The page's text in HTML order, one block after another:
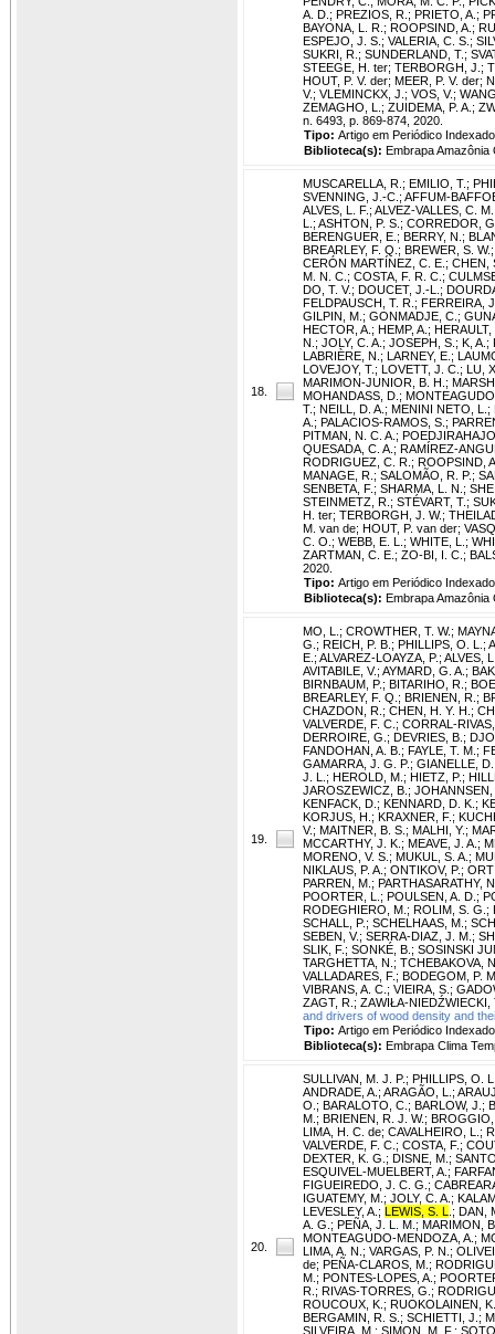
A. D. ; PREZIOS, R. ; PRIETO, A. ;
BAYONA, L. R. ; ROOPSIND, A. ;
ESPEJO, J. S. ; VALERIA, C. S. ;
SUKRI, R. ; SUNDERLAND, T. ;
STEEGE, H. ter; TERBORGH, J. ;
HOUT, P. V. der; MEER, P. V. der;
V.; VLEMINCKX, J. ; VOS, V.;
ZEMAGHO, L. ; ZUIDEMA, P. A. ;
n. 6493, p. 869-874, 2020.
Tipo: Artigo em Periódico Indexado
Biblioteca(s): Embrapa
18.
MUSCARELLA, R. ; EMILIO, T. ;
SVENNING, J.-C. ; AFFUM-
ALVES, L. F. ; ALVEZ-VALLES, C. M.
L. ; ASHTON, P. S. ; CORREDOR,
BERENGUER, E. ; BERRY, N. ;
BREARLEY, F. Q. ; BREWER, S. W.
CERÓN MARTÍNEZ, C. E. ; CHEN,
M. N. C. ; COSTA, F. R. C. ;
DO, T. V.; DOUCET, J.-L. ;
FELDPAUSCH, T. R. ; FERREIRA,
GILPIN, M. ; GONMADJE, C. ;
HECTOR, A. ; HEMP, A. ; HERAULT,
N. ; JOLY, C. A. ; JOSEPH, S. ; K, A. ;
LABRIÈRE, N. ; LARNEY, E. ;
LOVEJOY, T. ; LOVETT, J. C. ; LU,
MARIMON-JUNIOR, B. H. ;
MOHANDASS, D. ;
T. ; NEILL, D. A. ; MENINI NETO, L. ;
A. ; PALACIOS-RAMOS, S. ;
PITMAN, N. C. A. ;
QUESADA, C. A. ; RAMÍREZ-
RODRIGUEZ, C. R. ; ROOPSIND,
MANAGE, R. ; SALOMÃO, R. P. ;
SENBETA, F. ; SHARMA, L. N. ;
STEINMETZ, R. ; STÉVART, T. ;
H. ter; TERBORGH, J. W.;
M. van de; HOUT, P. van der;
C. O. ; WEBB, E. L. ; WHITE, L. ;
ZARTMAN, C. E. ; ZO-BI, I. C. ;
2020.
Tipo: Artigo em Periódico Indexado
Biblioteca(s): Embrapa Amazônia
19.
MO, L. ; CROWTHER, T. W.;
G. ; REICH, P. B. ; PHILLIPS, O. L. ;
E. ; ALVAREZ-LOAYZA, P. ; ALVES,
AVITABILE, V.; AYMARD, G. A. ;
BIRNBAUM, P. ; BITARIHO, R. ;
BREARLEY, F. Q. ; BRIENEN, R. ;
CHAZDON, R. ; CHEN, H. Y. H. ;
VALVERDE, F. C. ; CORRAL-
DERROIRE, G. ; DEVRIES, B. ;
FANDOHAN, A. B. ; FAYLE, T. M. ;
GAMARRA, J. G. P. ; GIANELLE, D.
J. L. ; HEROLD, M. ; HIETZ, P. ;
JAROSZEWICZ, B. ; JOHANNSEN,
KENFACK, D. ; KENNARD, D. K. ;
KORJUS, H. ; KRAXNER, F. ;
V.; MAITNER, B. S. ; MALHI, Y. ;
MCCARTHY, J. K. ; MEAVE, J. A. ;
MORENO, V. S. ; MUKUL, S. A. ;
NIKLAUS, P. A. ; ONTIKOV, P. ;
PARREN, M. ; PARTHASARATHY,
POORTER, L. ; POULSEN, A. D. ;
RODEGHIERO, M. ; ROLIM, S. G. ;
SCHALL, P. ; SCHELHAAS, M. ;
SEBEN, V.; SERRA-DIAZ, J. M. ;
SLIK, F. ; SONKÉ, B. ; SOSINSKI
TARGHETTA, N. ; TCHEBAKOVA,
VALLADARES, F. ; BODEGOM, P.
VIBRANS, A. C. ; VIEIRA, S. ;
ZAGT, R. ; ZAWIŁA-NIEDŹWIECKI,
and drivers of wood density and
Tipo: Artigo em Periódico Indexado
Biblioteca(s): Embrapa Clima
20.
SULLIVAN, M. J. P. ; PHILLIPS, O.
ANDRADE, A. ; ARAGÃO, L. ;
O. ; BARALOTO, C. ; BARLOW, J. ;
M. ; BRIENEN, R. J. W.;
LIMA, H. C. de; CAVALHEIRO, L. ;
VALVERDE, F. C. ; COSTA, F. ;
DEXTER, K. G. ; DISNE, M. ;
ESQUIVEL-MUELBERT, A. ;
FIGUEIREDO, J. C. G. ;
IGUATEMY, M. ; JOLY, C. A. ;
LEVESLEY, A. ; LEWIS, S. L ; DAN,
A. G. ; PEÑA, J. L. M. ; MARIMON,
MONTEAGUDO-MENDOZA, A. ;
LIMA, A. N. ; VARGAS, P. N. ;
de; PEÑA-CLAROS, M. ;
M. ; PONTES-LOPES, A. ;
R. ; RIVAS-TORRES, G. ;
ROUCOUX, K. ; RUOKOLAINEN, K.
BERGAMIN, R. S. ; SCHIETTI, J. ;
SILVEIRA, M. ; SIMON, M. F. ;